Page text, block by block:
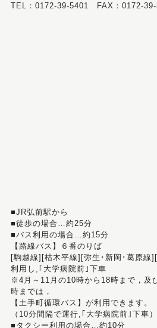
TEL：0172-39-5401 FAX：0172-39-
■JR弘前駅から
■徒歩の場合…約25分
■バス利用の場合…約15分
【路線バス】６番のりば
[駒越線][枯木平線][弥生･新岡･葛原線
利用し,｢大学病院前｣下車
※4月～11月の10時から18時まで，及
時までは，
【土手町循環バス】が利用できます。
（10分間隔で運行,｢大学病院前｣下車）
■タクシー利用の場合…約10分